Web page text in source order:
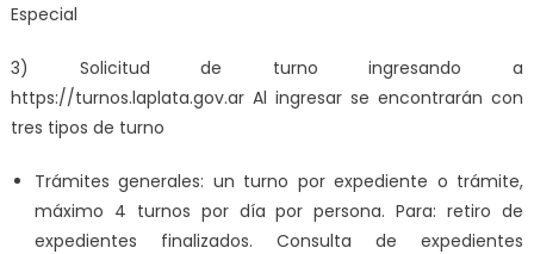
Especial
3) Solicitud de turno ingresando a
https://turnos.laplata.gov.ar Al ingresar se encontrarán con
tres tipos de turno
Trámites generales: un turno por expediente o trámite,
máximo 4 turnos por día por persona. Para: retiro de
expedientes finalizados. Consulta de expedientes